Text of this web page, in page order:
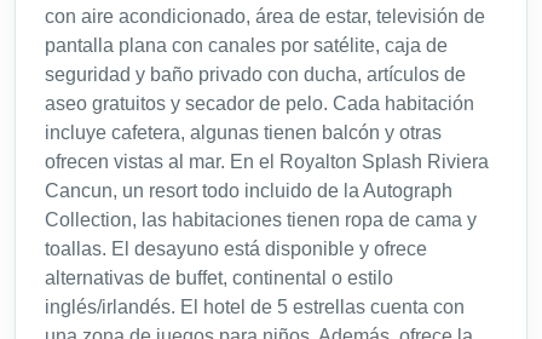
con aire acondicionado, área de estar, televisión de
pantalla plana con canales por satélite, caja de
seguridad y baño privado con ducha, artículos de
aseo gratuitos y secador de pelo. Cada habitación
incluye cafetera, algunas tienen balcón y otras
ofrecen vistas al mar. En el Royalton Splash Riviera
Cancun, un resort todo incluido de la Autograph
Collection, las habitaciones tienen ropa de cama y
toallas. El desayuno está disponible y ofrece
alternativas de buffet, continental o estilo
inglés/irlandés. El hotel de 5 estrellas cuenta con